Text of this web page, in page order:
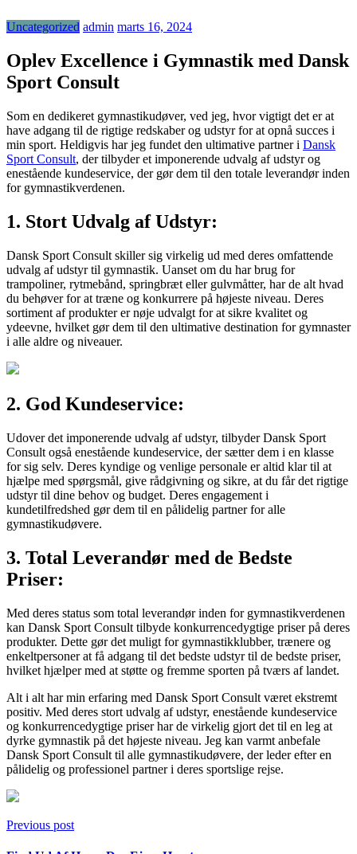
Uncategorized admin marts 16, 2024
Oplev Excellence i Gymnastik med Dansk
Sport Consult
Som en dedikeret gymnastikudøver, ved jeg, hvor vigtigt det er at
have adgang til de rigtige redskaber og udstyr for at opnå succes i
min sport. Heldigvis har jeg fundet den ultimative partner i Dansk
Sport Consult, der tilbyder et imponerende udvalg af udstyr og
enestående kundeservice, der gør dem til den totale leverandør inden
for gymnastikverdenen.
1. Stort Udvalg af Udstyr:
Dansk Sport Consult skiller sig virkelig ud med deres omfattende
udvalg af udstyr til gymnastik. Uanset om du har brug for
trampoliner, rytmebånd, springbræt eller gulvmåtter, har de alt hvad
du behøver for at træne og konkurrere på højeste niveau. Deres
sortiment af produkter er nøje udvalgt for at sikre kvalitet og
ydeevne, hvilket gør dem til den ultimative destination for gymnaster
i alle aldre og niveauer.
2. God Kundeservice:
Udover det imponerende udvalg af udstyr, tilbyder Dansk Sport
Consult også enestående kundeservice, der sætter dem i en klasse
for sig selv. Deres kyndige og venlige personale er altid klar til at
hjælpe med spørgsmål, give rådgivning og sikre, at du får det rigtige
udstyr til dine behov og budget. Deres engagement i
kundetilfredshed gør dem til en pålidelig partner for alle
gymnastikudøvere.
3. Total Leverandør med de Bedste
Priser:
Med deres status som total leverandør inden for gymnastikverdenen
kan Dansk Sport Consult tilbyde konkurrencedygtige priser på deres
produkter. Dette gør det muligt for gymnastikklubber, trænere og
enkeltpersoner at få adgang til det bedste udstyr til de bedste priser,
hvilket hjælper med at støtte og fremme sporten på tværs af landet.
Alt i alt har min erfaring med Dansk Sport Consult været ekstremt
positiv. Med deres stort udvalg af udstyr, enestående kundeservice
og konkurrencedygtige priser har de virkelig gjort det til en leg at
dyrke gymnastik på det højeste niveau. Jeg kan varmt anbefale
Dansk Sport Consult til alle gymnastikudøvere, der leder efter en
pålidelig og professionel partner i deres sportslige rejse.
Previous post